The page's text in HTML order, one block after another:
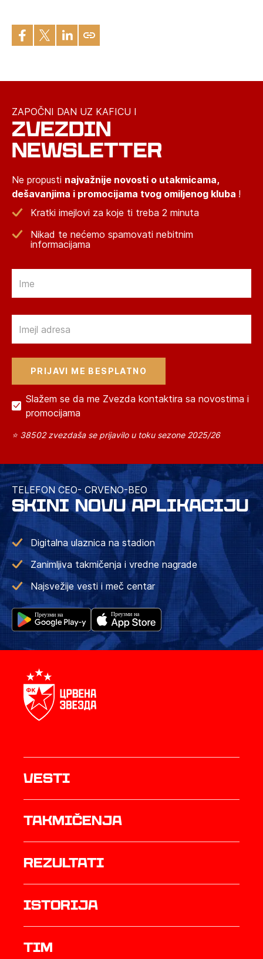
ZAPOČNI DAN UZ KAFICU I
ZVEZDIN
NEWSLETTER
Ne propusti najvažnije novosti o utakmicama,
dešavanjima i promocijama tvog omiljenog kluba !
Kratki imejlovi za koje ti treba 2 minuta
Nikad te nećemo spamovati nebitnim
informacijama
Slažem se da me Zvezda kontaktira sa novostima i
promocijama
⭐ 38502 zvezdaša se prijavilo u toku sezone 2025/26
TELEFON CEO- CRVENO-BEO
SKINI NOVU APLIKACIJU
Digitalna ulaznica na stadion
Zanimljiva takmičenja i vredne nagrade
Najsvežije vesti i meč centar
Vesti
Takmičenja
rezultati
istorija
TIM